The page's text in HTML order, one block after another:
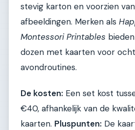
stevig karton en voorzien
afbeeldingen. Merken als
Montessori Printables
dozen met kaarten voor
avondroutines.
De kosten: Een set kost
€40, afhankelijk van de
kaarten. Pluspunten: De